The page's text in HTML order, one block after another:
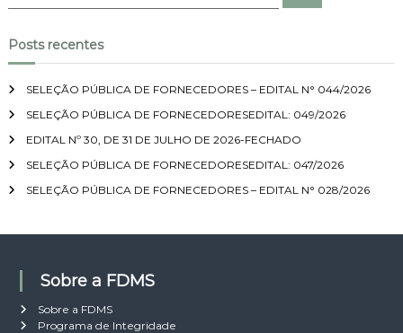
q
u
s
a
r
o
r
s
Posts recentes
SELEÇÃO PÚBLICA DE FORNECEDORES – EDITAL N° 044/2026
SELEÇÃO PÚBLICA DE FORNECEDORESEDITAL: 049/2026
EDITAL Nº 30, DE 31 DE JULHO DE 2026-FECHADO
SELEÇÃO PÚBLICA DE FORNECEDORESEDITAL: 047/2026
SELEÇÃO PÚBLICA DE FORNECEDORES – EDITAL N° 028/2026
Sobre a FDMS
Sobre a FDMS
Programa de Integridade